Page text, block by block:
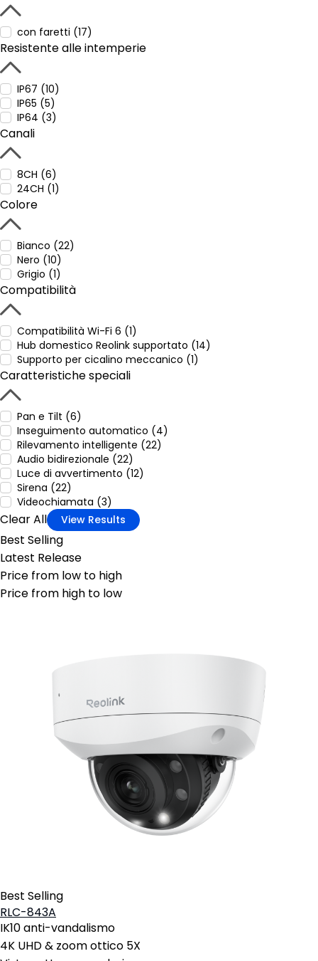
con faretti (17)
Resistente alle intemperie
IP67 (10)
IP65 (5)
IP64 (3)
Canali
8CH (6)
24CH (1)
Colore
Bianco (22)
Nero (10)
Grigio (1)
Compatibilità
Compatibilità Wi-Fi 6 (1)
Hub domestico Reolink supportato (14)
Supporto per cicalino meccanico (1)
Caratteristiche speciali
Pan e Tilt (6)
Inseguimento automatico (4)
Rilevamento intelligente (22)
Audio bidirezionale (22)
Luce di avvertimento (12)
Sirena (22)
Videochiamata (3)
Clear All View Results
Best Selling
Latest Release
Price from low to high
Price from high to low
Best Selling
RLC-843A
IK10 anti-vandalismo
4K UHD & zoom ottico 5X